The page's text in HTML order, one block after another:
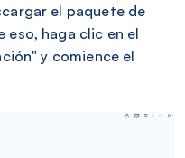
el paquete de
eso, haga clic en el
y comience el